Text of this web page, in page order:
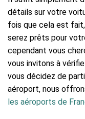
détails sur votre
fois que cela est
serez prêts pour
cependant vous
vous invitons à
vous décidez de
aéroport, nous
les aéroports de